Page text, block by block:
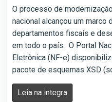
O processo de
nacional alcançou um marco
departamentos fiscais e
em todo o país. O Portal
Eletrônica (NF-e)
pacote de esquemas XSD
Leia na integra